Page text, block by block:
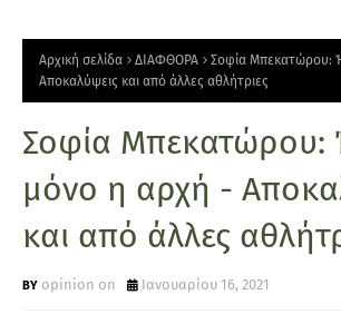
Αρχική σελίδα ΔΙΑΦΘΟΡΑ
Σοφία Μπεκατώρου:
Aποκαλύψεις και από άλλες αθλήτριες
Σοφία Μπεκατώρου:
μόνο η αρχή -
και από άλλες
opinion on Ιανουαρίου 16, 2021